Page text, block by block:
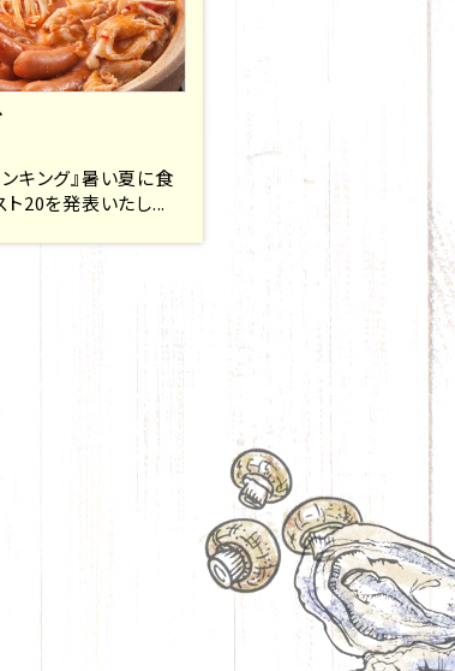
キング』暑い夏に食
20を発表いたし...